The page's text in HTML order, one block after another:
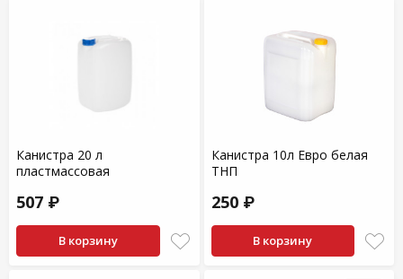
Канистра 20 л
пластмассовая
507 ₽
В корзину
Канистра 10л Евро белая
ТНП
250 ₽
В корзину